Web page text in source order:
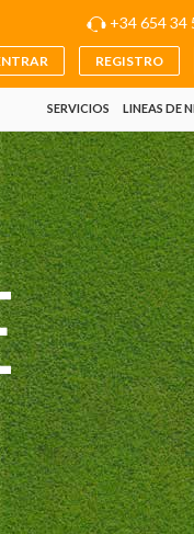
+34 654 34
REGISTRO
SERVICIOS LINEAS DE